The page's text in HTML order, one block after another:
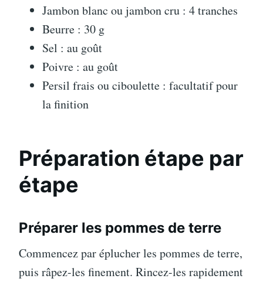
Jambon blanc ou jambon cru : 4 tranches
Beurre : 30 g
Sel : au goût
Poivre : au goût
Persil frais ou ciboulette : facultatif pour
la finition
Préparation étape par
étape
Préparer les pommes de terre
Commencez par éplucher les pommes de terre,
puis râpez-les finement. Rincez-les rapidement